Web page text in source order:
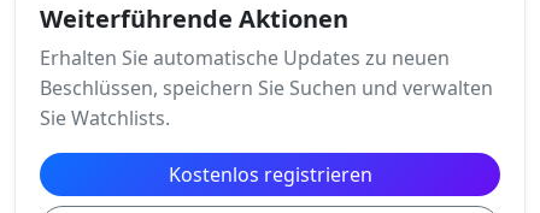
Weiterführende Aktionen
Erhalten Sie automatische Updates zu neuen
Beschlüssen, speichern Sie Suchen und verwalten
Sie Watchlists.
Kostenlos registrieren